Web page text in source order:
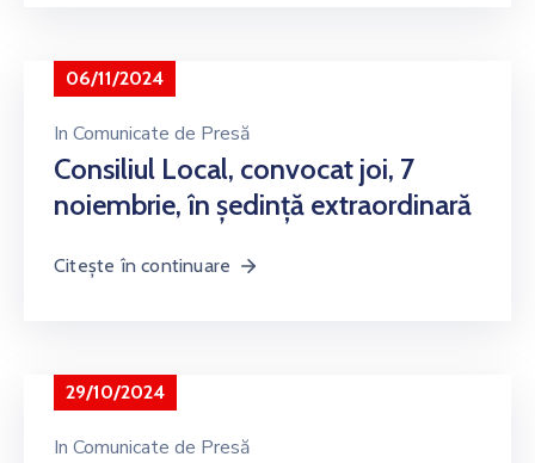
06/11/2024
In Comunicate de Presă
Consiliul Local, convocat joi, 7
noiembrie, în ședință extraordinară
Citește în continuare
29/10/2024
In Comunicate de Presă